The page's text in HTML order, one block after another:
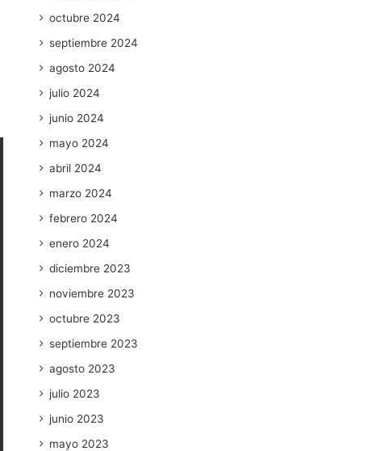
octubre 2024
septiembre 2024
agosto 2024
julio 2024
junio 2024
mayo 2024
abril 2024
marzo 2024
febrero 2024
enero 2024
diciembre 2023
noviembre 2023
octubre 2023
septiembre 2023
agosto 2023
julio 2023
junio 2023
mayo 2023